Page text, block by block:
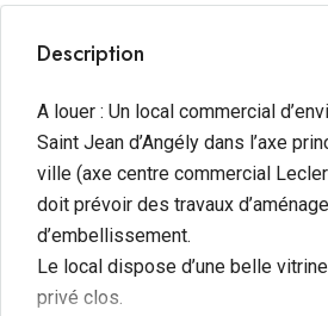
Description
A louer : Un local commercial
Saint Jean d’Angély dans l’axe
ville (axe centre commercial
doit prévoir des travaux
d’embellissement.
Le local dispose d’une belle
privé clos.